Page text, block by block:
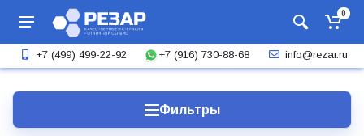
0
+7 (499) 499-22-92 +7 (916) 730-88-68 info@rezar.ru
Фильтры